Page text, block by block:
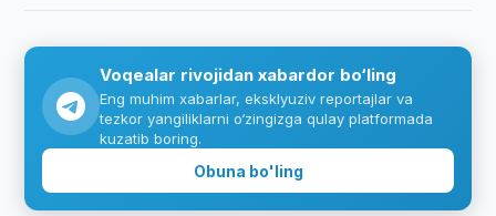
Voqealar rivojidan xabardor bo‘ling
Eng muhim xabarlar, eksklyuziv reportajlar va
tezkor yangiliklarni o‘zingizga qulay platformada
kuzatib boring.
Obuna bo'ling